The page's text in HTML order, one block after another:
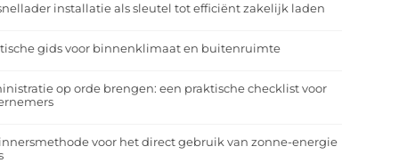
installatie als sleutel tot efficiënt zakelijk laden
gids voor binnenklimaat en buitenruimte
op orde brengen: een praktische checklist voor
voor het direct gebruik van zonne-energie